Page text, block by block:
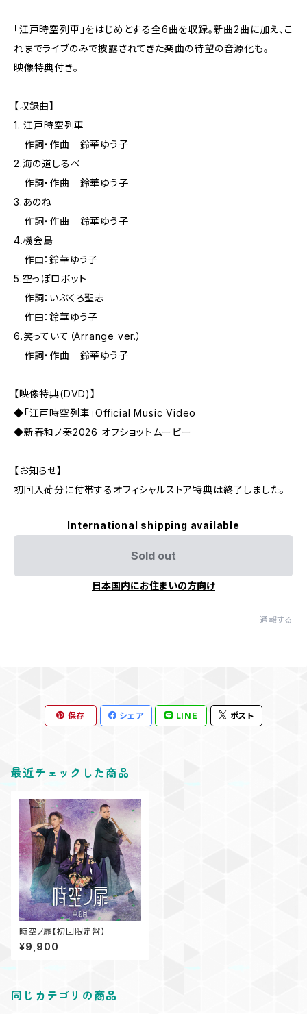
「江戸時空列車」をはじめとする全6曲を収録。新曲2曲に加え、こ
れまでライブのみで披露されてきた楽曲の待望の音源化も。
映像特典付き。
【収録曲】
1. 江戸時空列車
作詞・作曲 鈴華ゆう子
2.海の道しるべ
作詞・作曲 鈴華ゆう子
3.あのね
作詞・作曲 鈴華ゆう子
4.機会島
作曲：鈴華ゆう子
5.空っぽロボット
作詞：いぶくろ聖志
作曲：鈴華ゆう子
6.笑っていて（Arrange ver.）
作詞・作曲 鈴華ゆう子
【映像特典(DVD)】
◆「江戸時空列車」Official Music Video
◆新春和ノ奏2026 オフショットムービー
【お知らせ】
初回入荷分に付帯するオフィシャルストア特典は終了しました。
International shipping available
Sold out
日本国内にお住まいの方向け
通報する
保存 シェア LINE ポスト
最近チェックした商品
時空ノ扉【初回限定盤】
¥9,900
同じカテゴリの商品